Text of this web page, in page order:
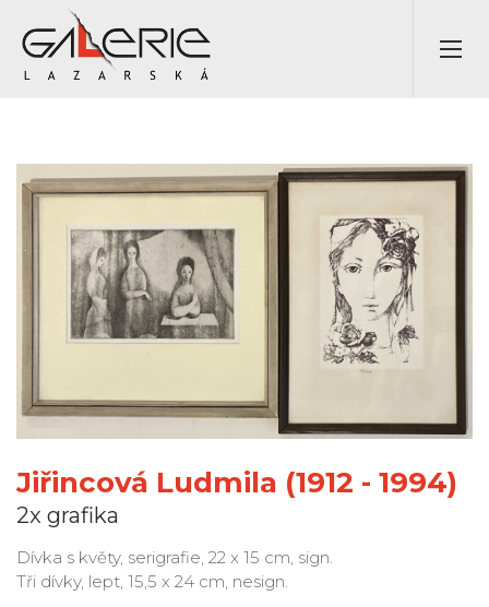
Jiřincová Ludmila (1912 - 1994)
2x grafika
Dívka s květy, serigrafie, 22 x 15 cm, sign.
Tři dívky, lept, 15,5 x 24 cm, nesign.